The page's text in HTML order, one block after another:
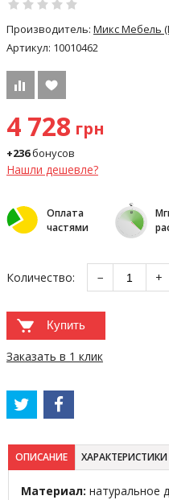
Производитель: Микс Мебель
Артикул: 10010462
4 728 грн
+236бонусов
Нашли дешевле?
Оплата
частями
Количество: − +
Купить
Заказать в 1 клик
ОПИСАНИЕ ХАРАКТЕРИСТИКИ
Материал: натуральное